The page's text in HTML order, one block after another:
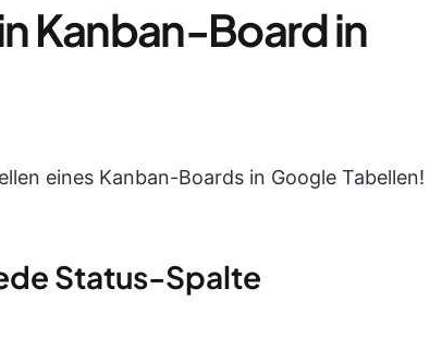
Kanban-Board in
eines Kanban-Boards in Google Tabellen!
Status-Spalte